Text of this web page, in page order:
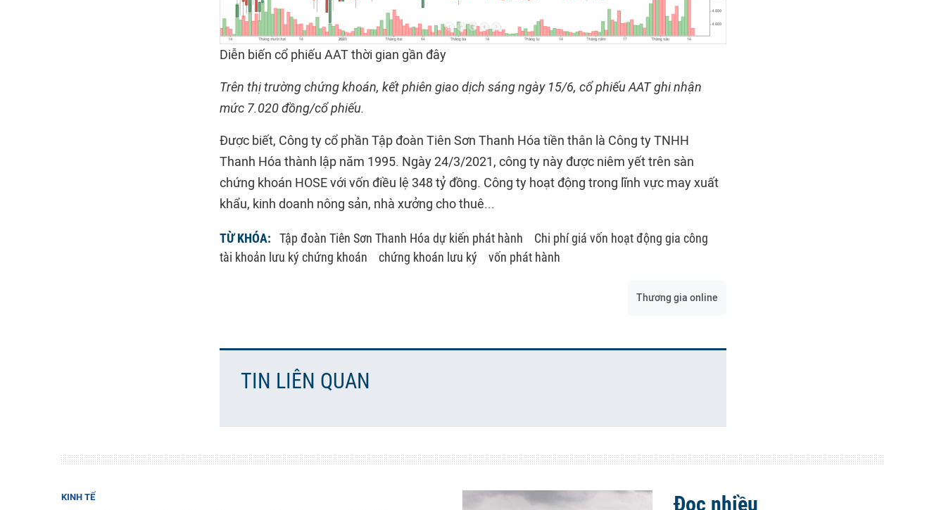
Diễn biến cổ phiếu AAT thời gian gần đây
Trên thị trường chứng khoán, kết phiên giao dịch sáng ngày 15/6, cổ phiếu AAT ghi nhận
mức 7.020 đồng/cổ phiếu.
Được biết, Công ty cổ phần Tập đoàn Tiên Sơn Thanh Hóa tiền thân là Công ty TNHH
Thanh Hóa thành lập năm 1995. Ngày 24/3/2021, công ty này được niêm yết trên sàn
chứng khoán HOSE với vốn điều lệ 348 tỷ đồng. Công ty hoạt động trong lĩnh vực may xuất
khẩu, kinh doanh nông sản, nhà xưởng cho thuê...
TỪ KHÓA: Tập đoàn Tiên Sơn Thanh Hóa dự kiến phát hành
Chi phí giá vốn hoạt động gia công
tài khoản lưu ký chứng khoán
chứng khoán lưu ký vốn phát hành
Thương gia online
TIN LIÊN QUAN
KINH TẾ Đọc nhiều